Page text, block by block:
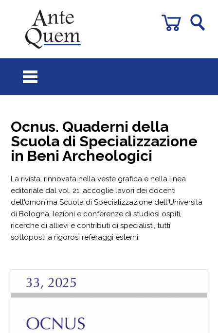
Ocnus. Quaderni della
Scuola di Specializzazione
in Beni Archeologici
La rivista, rinnovata nella veste grafica e nella linea
editoriale dal vol. 21, accoglie lavori dei docenti
dell'omonima Scuola di Specializzazione dell'Università
di Bologna, lezioni e conferenze di studiosi ospiti,
ricerche di allievi e contributi di specialisti, tutti
sottoposti a rigorosi referaggi esterni.